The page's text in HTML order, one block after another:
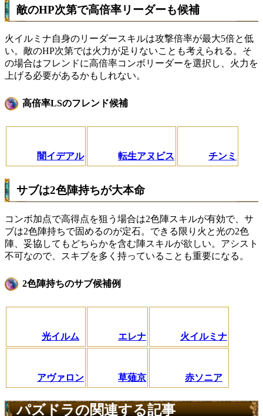
敵のHP次第で高倍率リーダーも候補
火イルミナ自身のリーダースキルは攻撃倍率が最大5倍と低
い。敵のHP次第では火力が足りないことも考えられる。そ
の場合はフレンドに高倍率コンボリーダーを選択し、火力を
上げる必要があるかもしれない。
高倍率LSのフレンド候補
闇イデアル 転生アヌビス チンミ
サブは2色陣持ちが大本命
コンボ加点で高得点を狙う場合は2色陣スキルが有効で、サ
ブは2色陣持ちで固めるのが定石。できる限り火と光の2色
陣、妥協してもどちらかを含む陣スキルが欲しい。アシスト
不可なので、スキブを多く持っていることも重要になる。
2色陣持ちのサブ候補例
光イルム エレナ 火イルミナ
アヴァロン 草薙京 赤ソニア
パズドラの関連する記事